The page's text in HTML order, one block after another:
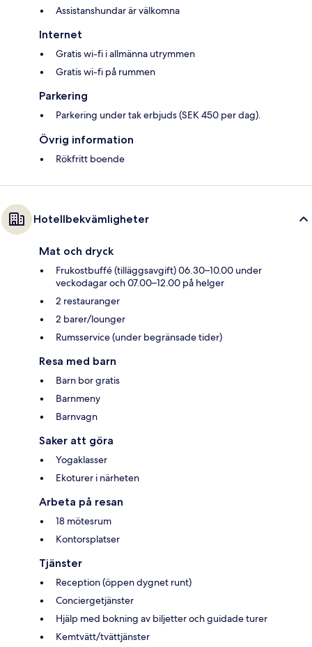
Assistanshundar är välkomna
Internet
Gratis wi-fi i allmänna utrymmen
Gratis wi-fi på rummen
Parkering
Parkering under tak erbjuds (SEK 450 per dag).
Övrig information
Rökfritt boende
Hotellbekvämligheter
Mat och dryck
Frukostbuffé (tilläggsavgift) 06.30–10.00 under
veckodagar och 07.00–12.00 på helger
2 restauranger
2 barer/lounger
Rumsservice (under begränsade tider)
Resa med barn
Barn bor gratis
Barnmeny
Barnvagn
Saker att göra
Yogaklasser
Ekoturer i närheten
Arbeta på resan
18 mötesrum
Kontorsplatser
Tjänster
Reception (öppen dygnet runt)
Conciergetjänster
Hjälp med bokning av biljetter och guidade turer
Kemtvätt/tvättjänster